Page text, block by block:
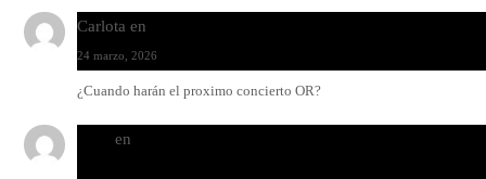
Carlota en
24 marzo, 2026
¿Cuando harán el proximo concierto OR?
en